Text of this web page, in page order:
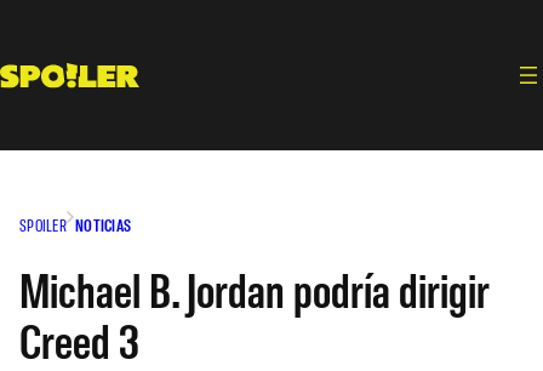
contenido
SPOILER NOTICIAS
Michael B. Jordan podría dirigir
Creed 3